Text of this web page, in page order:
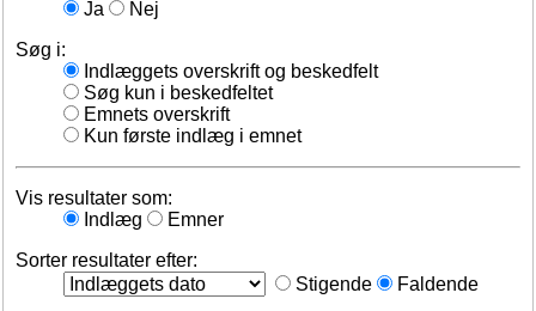
Ja
Nej
Søg i:
Indlæggets overskrift og beskedfelt
Søg kun i beskedfeltet
Emnets overskrift
Kun første indlæg i emnet
Vis resultater som:
Indlæg
Emner
Sorter resultater efter:
Stigende
Faldende